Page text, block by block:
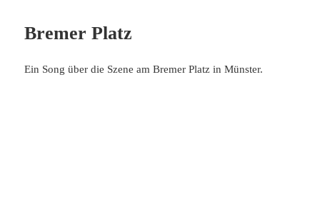
Bremer Platz
Ein Song über die Szene am Bremer Platz in Münster.